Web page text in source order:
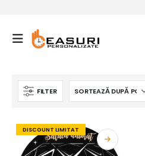
FILTER
DISCOUNT LIMITAT